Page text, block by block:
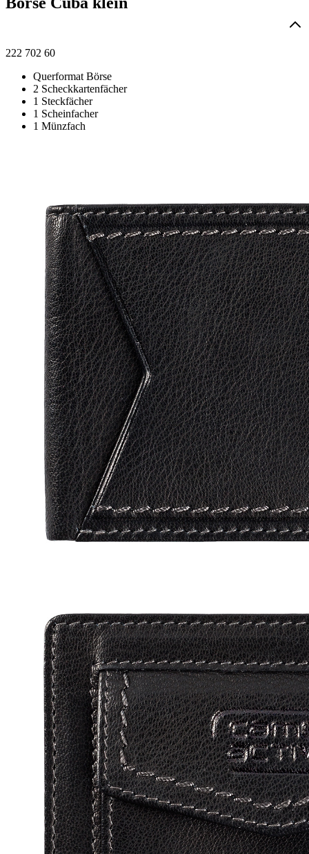
222 702 60
Querformat Börse
2 Scheckkartenfächer
1 Steckfächer
1 Scheinfacher
1 Münzfach